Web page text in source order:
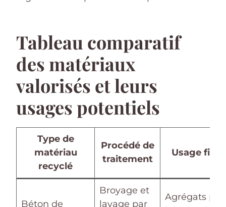
Tableau comparatif
des matériaux
valorisés et leurs
usages potentiels
Type de
matériau
recyclé
Procédé de
traitement
Usage final
Béton de
Broyage et
lavage par
Agrégats